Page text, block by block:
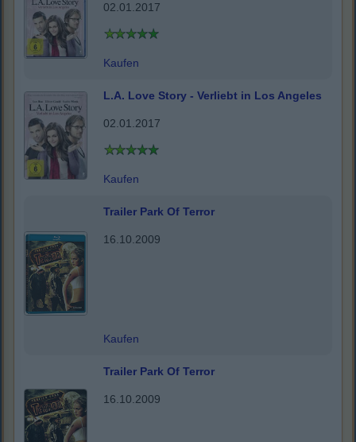
02.01.2017
Kaufen
L.A. Love Story - Verliebt in Los Angeles
02.01.2017
Kaufen
Trailer Park Of Terror
16.10.2009
Kaufen
Trailer Park Of Terror
16.10.2009